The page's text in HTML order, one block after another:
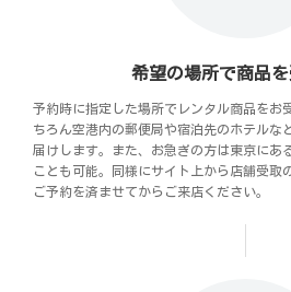
希望の場所で商品
予約時に指定した場所でレンタル商品をお
ちろん空港内の郵便局や宿泊先のホテルな
届けします。また、お急ぎの方は東京にあ
ことも可能。同様にサイト上から店舗受取
ご予約を済ませてからご来店ください。